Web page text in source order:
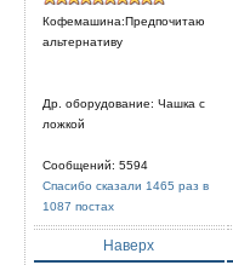
Кофемашина:Предпочитаю
альтернативу
Др. оборудование: Чашка с
ложкой
Сообщений: 5594
Спасибо сказали 1465 раз в
1087 постах
Наверх